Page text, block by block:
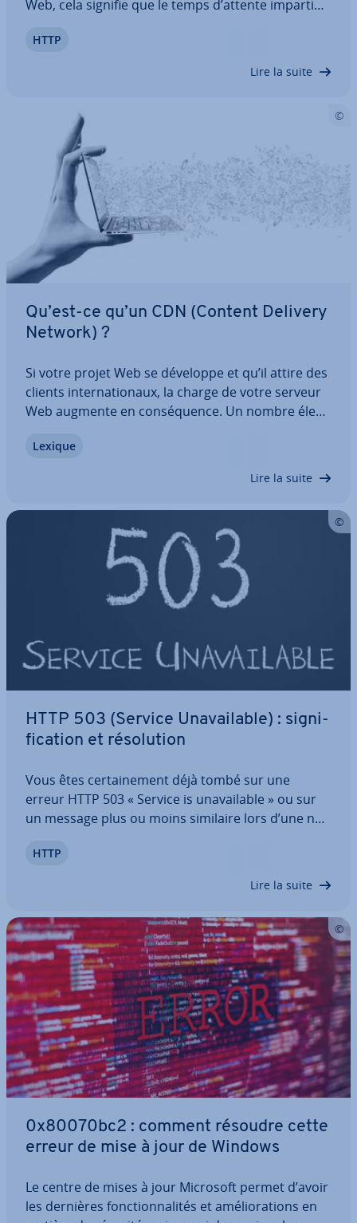
Web, cela signifie que le temps d’attente imparti
dépassé. Dans ce cas le coupable n’est pas le
HTTP
Lire la suite
Qu’est-ce qu’un CDN (Content Delivery
Network) ?
Si votre projet Web se développe et qu’il attire des
clients in­ter­na­tio­naux, la charge de votre serveur
Web augmente en con­sé­quence. Un nombre élevé
entre les demandes clients résultent sur l’aug­men­
Lexique
Lire la suite
HTTP 503 (Service Una­vai­lable) : sig­ni­
fi­ca­tion et ré­so­lu­tion
Vous êtes cer­tai­ne­ment déjà tombé sur une
erreur HTTP 503 « Service is una­vai­lable » ou sur
un message plus ou moins similaire lors d’une na­
en effet quand un serveur Web ne peut afficher le
HTTP
Lire la suite
0x80070bc2 : comment résoudre cette
erreur de mise à jour de Windows
Le centre de mises à jour Microsoft permet d’avoir
les dernières fonc­tion­na­li­tés et amé­lio­ra­tions en